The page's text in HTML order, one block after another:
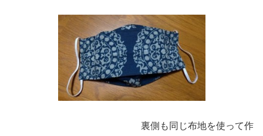
裏側も同じ布地を使って作